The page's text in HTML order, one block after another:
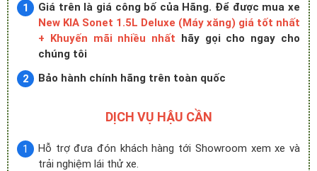
Giá trên là giá công bố của Hãng. Để được mua xe
New KIA Sonet 1.5L Deluxe (Máy xăng) giá tốt nhất
+ Khuyến mãi nhiều nhất hãy gọi cho ngay cho
chúng tôi
Bảo hành chính hãng trên toàn quốc
DỊCH VỤ HẬU CẦN
Hỗ trợ đưa đón khách hàng tới Showroom xem xe và
trải nghiệm lái thử xe.